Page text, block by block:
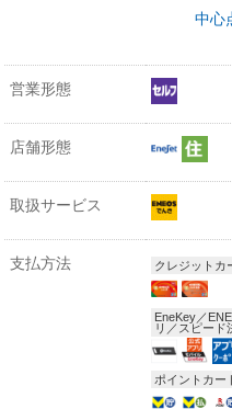
中心
営業形態
店舗形態
取扱サービス
支払方法 クレジットカ
EneKey／
リ／スピード
ポイントカー